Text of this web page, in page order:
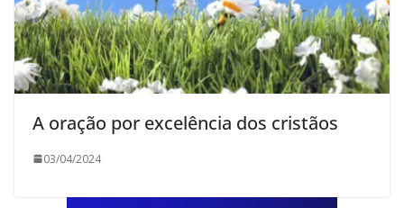
A oração por excelência dos cristãos
03/04/2024